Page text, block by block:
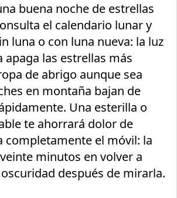
buena noche de estrellas
el calendario lunar y
luna o con luna nueva: la luz
apaga las estrellas más
de abrigo aunque sea
en montaña bajan de
Una esterilla o
te ahorrará dolor de
completamente el móvil: la
minutos en volver a
después de mirarla.